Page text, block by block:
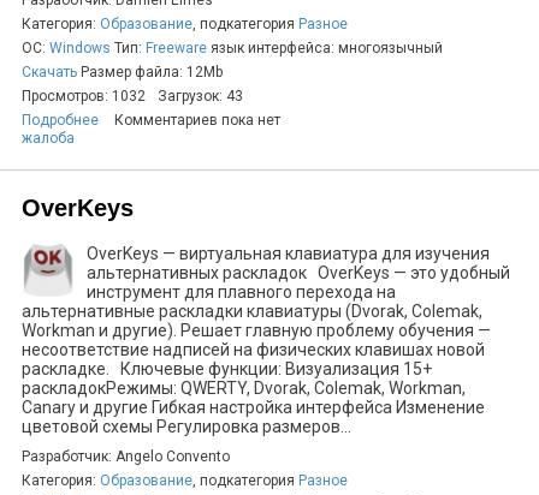
Категория: Образование, подкатегория Разное
ОС: Windows Тип: Freeware язык интерфейса: многоязычный
Скачать Размер файла: 12Mb
Просмотров: 1032
Загрузок: 43
Подробнее
Комментариев пока нет
жалоба
OverKeys
OverKeys — виртуальная клавиатура для изучения
альтернативных раскладок OverKeys — это удобный
инструмент для плавного перехода на
альтернативные раскладки клавиатуры (Dvorak, Colemak,
Workman и другие). Решает главную проблему обучения —
несоответствие надписей на физических клавишах новой
раскладке. Ключевые функции: Визуализация 15+
раскладокРежимы: QWERTY, Dvorak, Colemak, Workman,
Canary и другие Гибкая настройка интерфейса Изменение
цветовой схемы Регулировка размеров...
Разработчик: Angelo Convento
Категория: Образование, подкатегория Разное